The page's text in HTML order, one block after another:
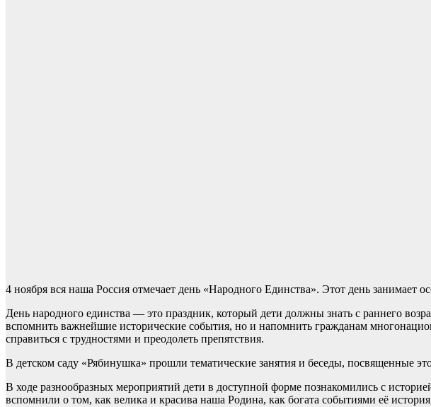
4 ноября вся наша Россия отмечает день «Народного Единства». Этот день занимает
День народного единства — это праздник, который дети должны знать с раннего
вспомнить важнейшие исторические события, но и напомнить гражданам
справиться с трудностями и преодолеть препятствия.
В детском саду «Рябинушка» прошли тематические занятия и беседы, посвященные
В ходе разнообразных мероприятий дети в доступной форме познакомились с
вспомнили о том, как велика и красива наша Родина, как богата событиями её